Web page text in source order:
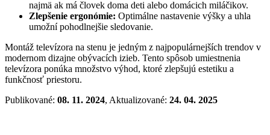
najmä ak má človek doma deti alebo domácich miláčikov.
Zlepšenie ergonómie: Optimálne nastavenie výšky a uhla
umožní pohodlnejšie sledovanie.
Montáž televízora na stenu je jedným z najpopulárnejších trendov v
modernom dizajne obývacích izieb. Tento spôsob umiestnenia
televízora ponúka množstvo výhod, ktoré zlepšujú estetiku a
funkčnosť priestoru.
Publikované: 08. 11. 2024, Aktualizované: 24. 04. 2025